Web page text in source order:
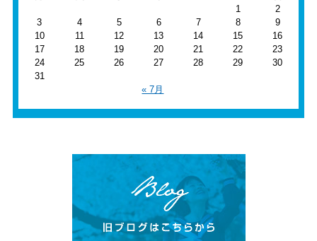
1
2
3
4 5 6 7 8
9
10
11 12 13 14 15
16
17
18 19 20 21 22
23
24
25 26 27 28 29
30
31
« 7月